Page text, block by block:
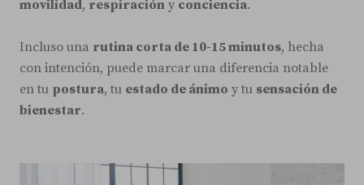
movilidad, respiración y conciencia.
Incluso una rutina corta de 10-15 minutos, hecha
con intención, puede marcar una diferencia notable
en tu postura, tu estado de ánimo y tu sensación de
bienestar.